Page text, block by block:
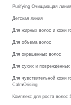
Purifying Очищающая линия
Детская линия
Для жирных волос и кожи
Для объема волос
Для окрашенных волос
Для сухих и повреждённых
Для чувствительной кожи
CalmOrising
Комплекс для роста волос